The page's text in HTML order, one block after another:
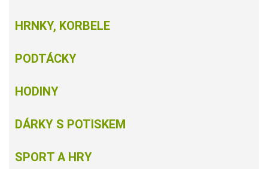
HRNKY, KORBELE
PODTÁCKY
HODINY
DÁRKY S POTISKEM
SPORT A HRY